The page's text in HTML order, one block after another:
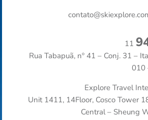
11
Rua Tabapuã, nº 41 – Conj. 31 –
010
Explore Travel
Unit 1411, 14Floor, Cosco Tower
Central – Sheung